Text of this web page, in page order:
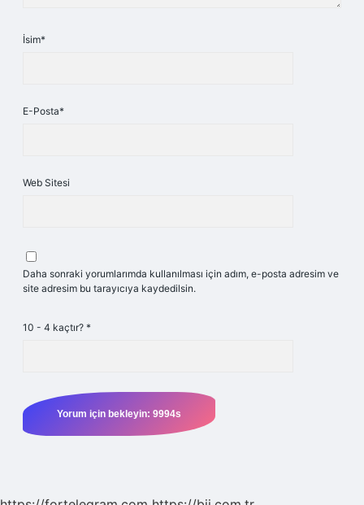
İsim*
E-Posta*
Web Sitesi
Daha sonraki yorumlarımda kullanılması için adım, e-posta adresim ve
site adresim bu tarayıcıya kaydedilsin.
10 - 4 kaçtır? *